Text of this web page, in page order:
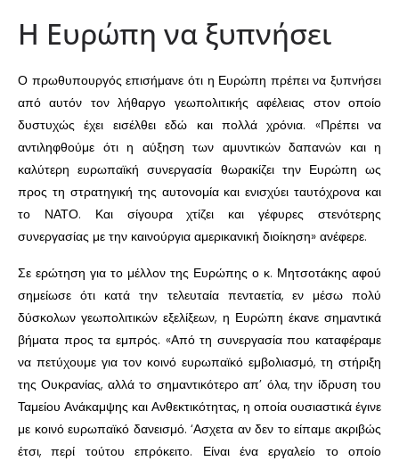
Η Ευρώπη να ξυπνήσει
Ο πρωθυπουργός επισήμανε ότι η Ευρώπη πρέπει να ξυπνήσει
από αυτόν τον λήθαργο γεωπολιτικής αφέλειας στον οποίο
δυστυχώς έχει εισέλθει εδώ και πολλά χρόνια. «Πρέπει να
αντιληφθούμε ότι η αύξηση των αμυντικών δαπανών και η
καλύτερη ευρωπαϊκή συνεργασία θωρακίζει την Ευρώπη ως
προς τη στρατηγική της αυτονομία και ενισχύει ταυτόχρονα και
το ΝΑΤΟ. Και σίγουρα χτίζει και γέφυρες στενότερης
συνεργασίας με την καινούργια αμερικανική διοίκηση» ανέφερε.
Σε ερώτηση για το μέλλον της Ευρώπης ο κ. Μητσοτάκης αφού
σημείωσε ότι κατά την τελευταία πενταετία, εν μέσω πολύ
δύσκολων γεωπολιτικών εξελίξεων, η Ευρώπη έκανε σημαντικά
βήματα προς τα εμπρός. «Από τη συνεργασία που καταφέραμε
να πετύχουμε για τον κοινό ευρωπαϊκό εμβολιασμό, τη στήριξη
της Ουκρανίας, αλλά το σημαντικότερο απ’ όλα, την ίδρυση του
Ταμείου Ανάκαμψης και Ανθεκτικότητας, η οποία ουσιαστικά έγινε
με κοινό ευρωπαϊκό δανεισμό. ‘Ασχετα αν δεν το είπαμε ακριβώς
έτσι, περί τούτου επρόκειτο. Είναι ένα εργαλείο το οποίο